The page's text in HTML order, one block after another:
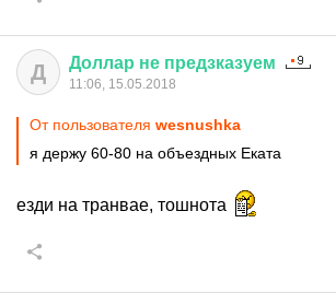
Д Доллар не предзказуем
11:06, 15.05.2018
От пользователя wesnushka
я держу 60-80 на объездных Еката
езди на транвае, тошнота